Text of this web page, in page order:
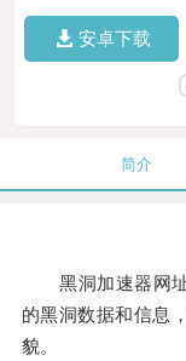
安卓下载
简介
黑洞加速器网址
的黑洞数据和信息
貌。